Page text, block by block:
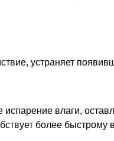
устраняет
влаги,
более быстрому